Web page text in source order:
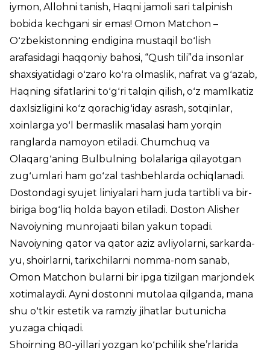
iymon, Allohni tanish, Haqni jamoli sari talpinish
bobida kechgani sir emas! Omon Matchon –
Oʻzbekistonning endigina mustaqil boʻlish
arafasidagi haqqoniy bahosi, “Qush tili”da insonlar
shaxsiyatidagi oʻzaro koʻra olmaslik, nafrat va gʻazab,
Haqning sifatlarini toʻgʻri talqin qilish, oʻz mamlkatiz
daxlsizligini koʻz qorachigʻiday asrash, sotqinlar,
xoinlarga yoʻl bermaslik masalasi ham yorqin
ranglarda namoyon etiladi. Chumchuq va
Olaqargʻaning Bulbulning bolalariga qilayotgan
zugʻumlari ham goʻzal tashbehlarda ochiqlanadi.
Dostondagi syujet liniyalari ham juda tartibli va bir-
biriga bogʻliq holda bayon etiladi. Doston Alisher
Navoiyning munrojaati bilan yakun topadi.
Navoiyning qator va qator aziz avliyolarni, sarkarda-
yu, shoirlarni, tarixchilarni nomma-nom sanab,
Omon Matchon bularni bir ipga tizilgan marjondek
xotimalaydi. Ayni dostonni mutolaa qilganda, mana
shu oʻtkir estetik va ramziy jihatlar butunicha
yuzaga chiqadi.
Shoirning 80-yillari yozgan koʻpchilik she’rlarida